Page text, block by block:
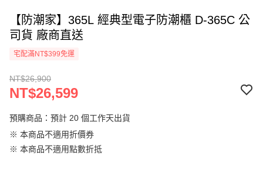
【防潮家】365L 經典型電子防潮櫃 D-365C 公
司貨 廠商直送
宅配滿NT$399免運
NT$26,900
NT$26,599
預購商品：預計 20 個工作天出貨
※ 本商品不適用折價券
※ 本商品不適用點數折抵